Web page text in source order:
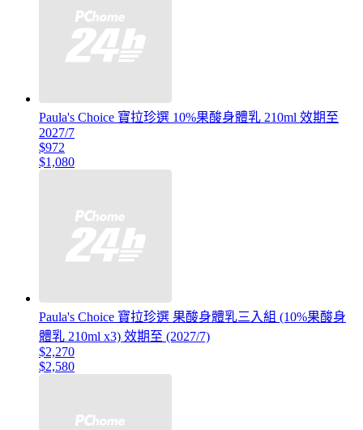
Paula's Choice 寶拉珍選 10%果酸身體乳 210ml 效期至
2027/7
$972
$1,080
Paula's Choice 寶拉珍選 果酸身體乳三入組 (10%果酸身
體乳 210ml x3) 效期至 (2027/7)
$2,270
$2,580